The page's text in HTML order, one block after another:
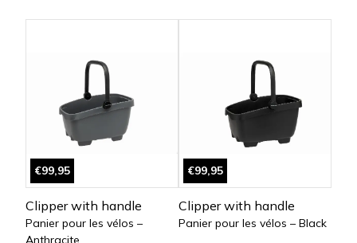
€99,95
Clipper with handle
Panier pour les vélos –
Anthracite
€99,95
Clipper with handle
Panier pour les vélos – Black